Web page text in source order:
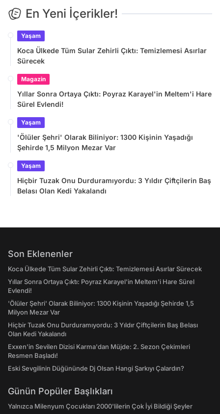
En Yeni İçerikler!
Yaşam
Koca Ülkede Tüm Sular Zehirli Çıktı: Temizlemesi Asırlar
Sürecek
Magazin
Yıllar Sonra Ortaya Çıktı: Poyraz Karayel'in Meltem'i Hare
Sürel Evlendi!
Yaşam
'Ölüler Şehri' Olarak Biliniyor: 1300 Kişinin Yaşadığı
Şehirde 1,5 Milyon Mezar Var
Yaşam
Hiçbir Tuzak Onu Durduramıyordu: 3 Yıldır Çiftçilerin Baş
Belası Olan Kedi Yakalandı
Son Eklenenler
Koca Ülkede Tüm Sular Zehirli Çıktı: Temizlemesi Asırlar Sürecek
Yıllar Sonra Ortaya Çıktı: Poyraz Karayel'in Meltem'i Hare Sürel
Evlendi!
'Ölüler Şehri' Olarak Biliniyor: 1300 Kişinin Yaşadığı Şehirde 1,5
Milyon Mezar Var
Hiçbir Tuzak Onu Durduramıyordu: 3 Yıldır Çiftçilerin Baş Belası
Olan Kedi Yakalandı
Exxen'in Sevilen Dizisi Karma'dan Müjde: 2. Sezon Çekimleri
Resmen Başladı!
Eski Sevgilinin Düğününde Dj Olsan Hangi Şarkıyı Çalardın?
Günün Popüler Başlıkları
Yalnızca Milenyum Çocukları 2000'lilerin Çok İyi Bildiği Şeyler